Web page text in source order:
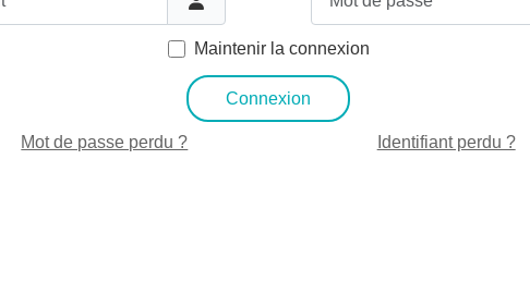
Maintenir la connexion
Connexion
Mot de passe perdu ? Identifiant perdu ?